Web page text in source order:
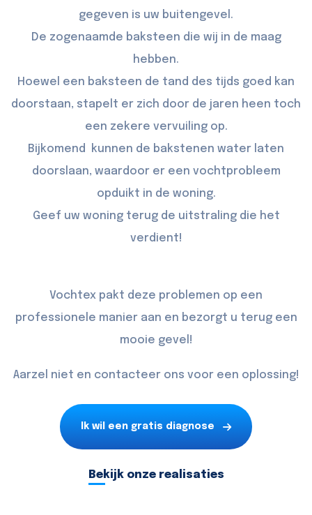
gegeven is uw buitengevel.
De zogenaamde baksteen die wij in de maag
hebben.
Hoewel een baksteen de tand des tijds goed kan
doorstaan, stapelt er zich door de jaren heen toch
een zekere vervuiling op.
Bijkomend kunnen de bakstenen water laten
doorslaan, waardoor er een vochtprobleem
opduikt in de woning.
Geef uw woning terug de uitstraling die het
verdient!
Vochtex pakt deze problemen op een
professionele manier aan en bezorgt u terug een
mooie gevel!
Aarzel niet en contacteer ons voor een oplossing!
Ik wil een gratis diagnose
Bekijk onze realisaties